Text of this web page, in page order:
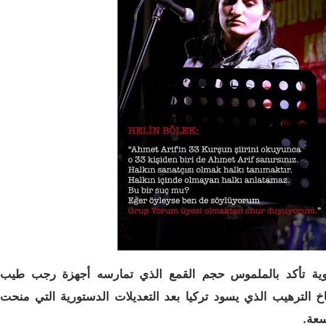
تأكد بالملموس حجم القمع الذي تمارسه أجهزة رجب طيب
الترهيب الذي يسود تركيا بعد التعديلات الدستورية التي منحت